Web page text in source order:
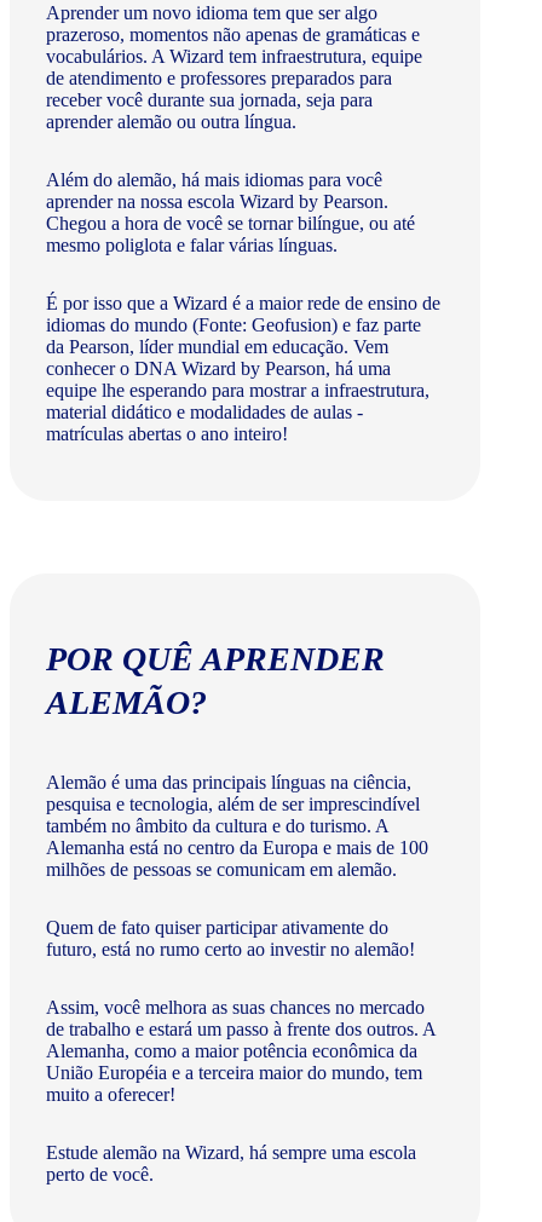
Aprender um novo idioma tem que ser algo
prazeroso, momentos não apenas de gramáticas e
vocabulários. A Wizard tem infraestrutura, equipe
de atendimento e professores preparados para
receber você durante sua jornada, seja para
aprender alemão ou outra língua.
Além do alemão, há mais idiomas para você
aprender na nossa escola Wizard by Pearson.
Chegou a hora de você se tornar bilíngue, ou até
mesmo poliglota e falar várias línguas.
É por isso que a Wizard é a maior rede de ensino de
idiomas do mundo (Fonte: Geofusion) e faz parte
da Pearson, líder mundial em educação. Vem
conhecer o DNA Wizard by Pearson, há uma
equipe lhe esperando para mostrar a infraestrutura,
material didático e modalidades de aulas -
matrículas abertas o ano inteiro!
POR QUÊ APRENDER
ALEMÃO?
Alemão é uma das principais línguas na ciência,
pesquisa e tecnologia, além de ser imprescindível
também no âmbito da cultura e do turismo. A
Alemanha está no centro da Europa e mais de 100
milhões de pessoas se comunicam em alemão.
Quem de fato quiser participar ativamente do
futuro, está no rumo certo ao investir no alemão!
Assim, você melhora as suas chances no mercado
de trabalho e estará um passo à frente dos outros. A
Alemanha, como a maior potência econômica da
União Européia e a terceira maior do mundo, tem
muito a oferecer!​
Estude alemão na Wizard, há sempre uma escola
perto de você.